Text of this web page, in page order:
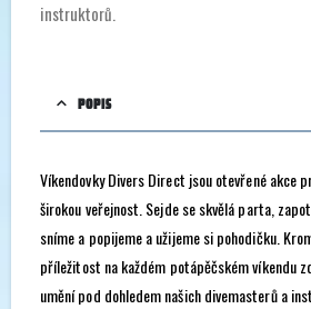
instruktorů.
POPIS
Víkendovky Divers Direct jsou otevřené akce
širokou veřejnost. Sejde se skvělá parta,
sníme a popijeme a užijeme si pohodičku.
příležitost na každém potápěčském víkendu
umění pod dohledem našich divemasterů a